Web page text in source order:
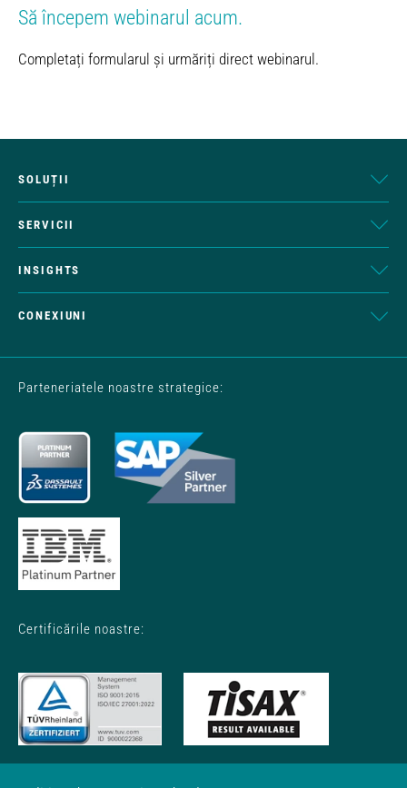
Să începem webinarul acum.
Completați formularul și urmăriți direct webinarul.
SOLUȚII
SERVICII
INSIGHTS
CONEXIUNI
Parteneriatele noastre strategice:
Certificările noastre: